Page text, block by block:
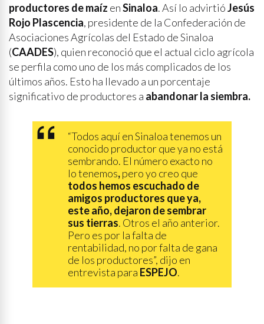
productores de maíz enSinaloa. Así lo advirtióJesús
Rojo Plascencia, presidente de la Confederación de
Asociaciones Agrícolas del Estado de Sinaloa
(CAADES), quien reconoció que el actual ciclo agrícola
se perfila como uno de los más complicados de los
últimos años. Esto ha llevado a un porcentaje
significativo de productores a abandonar la siembra.
“Todos aquí en Sinaloa tenemos un
conocido productor que ya no está
sembrando. El número exacto no
lo tenemos,pero yo creo que
todos hemos escuchado de
amigos productores que ya,
este año, dejaron de sembrar
sus tierras. Otros el año anterior.
Pero es por la falta de
rentabilidad, no por falta de gana
de los productores”, dijo en
entrevista para ESPEJO.